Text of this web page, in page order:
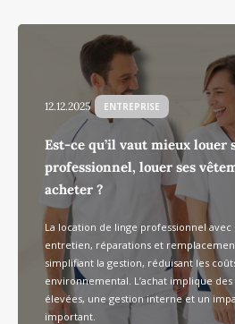
12.12.2025 ENTREPRISE
Est-ce qu’il vaut mieux louer
professionnel, louer ses
acheter ?
La location de linge professionnel avec
entretien, réparations et
simplifiant la gestion, réduisant les
environnemental. L’achat implique
élevées, une gestion interne et un
important.